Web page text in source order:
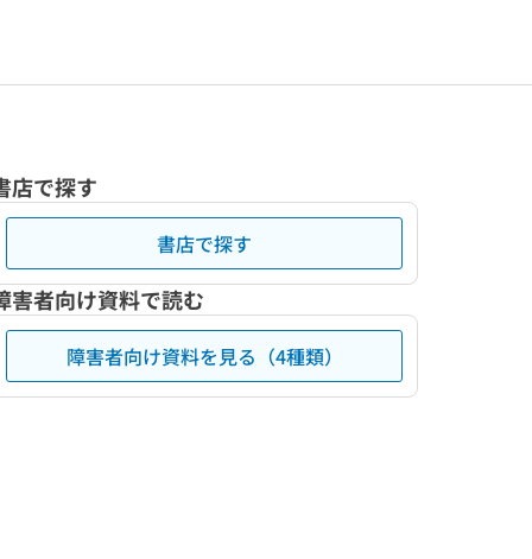
店で探す
書店で探す
害者向け資料で読む
障害者向け資料を見る（4種類）